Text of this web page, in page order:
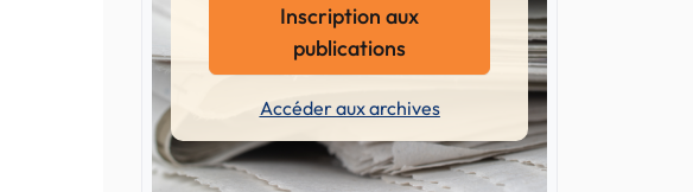
Inscription aux
publications
Accéder aux archives